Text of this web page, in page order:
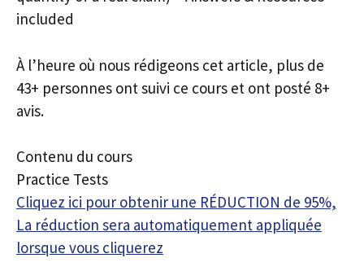
included
À l’heure où nous rédigeons cet article, plus de
43+ personnes ont suivi ce cours et ont posté 8+
avis.
Contenu du cours
Practice Tests
Cliquez ici pour obtenir une RÉDUCTION de 95%,
La réduction sera automatiquement appliquée
lorsque vous cliquerez